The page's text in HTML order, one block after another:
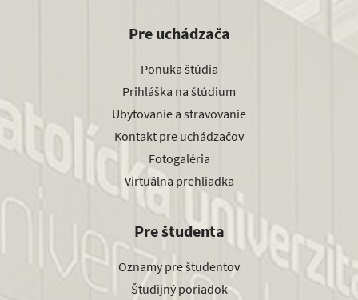
Pre uchádzača
Ponuka štúdia
Prihláška na štúdium
Ubytovanie a stravovanie
Kontakt pre uchádzačov
Fotogaléria
Virtuálna prehliadka
Pre študenta
Oznamy pre študentov
Študijný poriadok